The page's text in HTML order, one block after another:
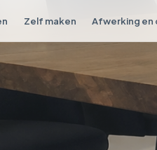
Zelf maken Afwerking en